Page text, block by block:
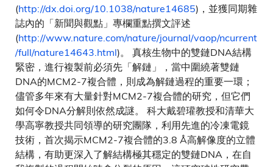
(http://dx.doi.org/10.1038/nature14685)，並獲同期雜
誌內的「新聞與觀點」專欄重點撰文評述
(http://www.nature.com/nature/journal/vaop/ncurrent
/full/nature14643.html)。 真核生物中的雙鏈DNA結構
緊密，進行複製前必須先「解鏈」，當中圍繞著雙鏈
DNA的MCM2-7複合體，則成為解鏈過程的重要一環；
儘管多年來有大量針對MCM2-7複合體的研究，但它們
如何令DNA分解則依然成謎。 科大戴碧瓘教授和清華大
學高寧教授共同領導的研究團隊，利用先進的冷凍電鏡
技術，首次揭示MCM2-7複合體的3.8 Å高解像度的立體
結構，有助更深入了解結構極其穩定的雙鏈DNA，在自